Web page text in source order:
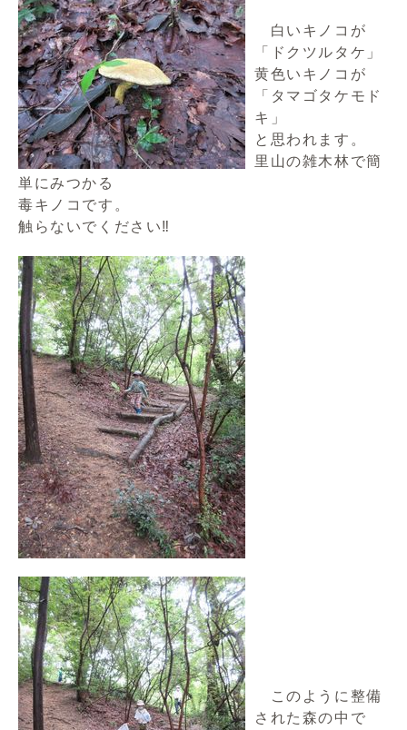
白いキノコが
「ドクツルタケ」
黄色いキノコが
「タマゴタケモド
キ」
と思われます。
里山の雑木林で簡
単にみつかる
毒キノコです。
触らないでください‼
このように整備
された森の中で